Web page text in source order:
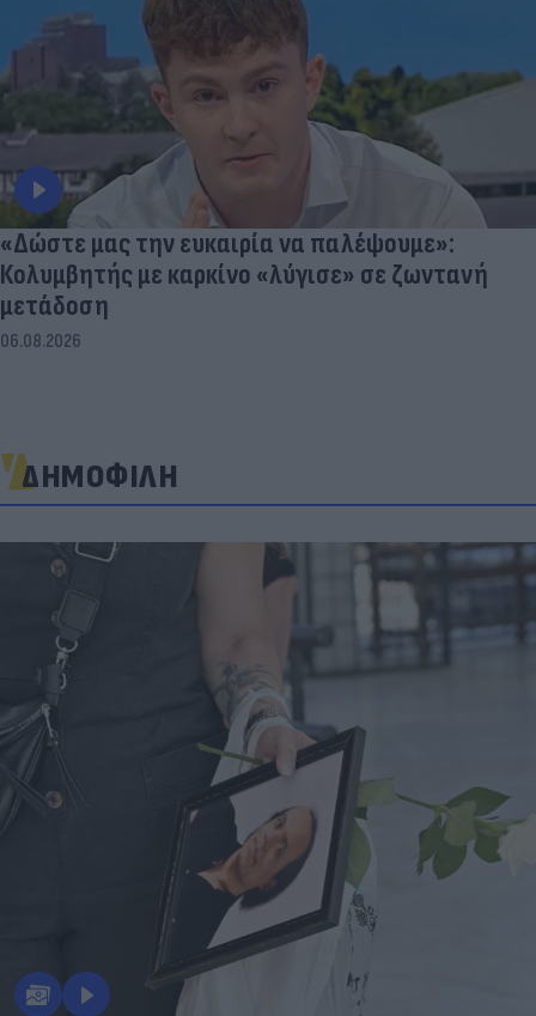
«Δώστε μας την ευκαιρία να παλέψουμε»:
Κολυμβητής με καρκίνο «λύγισε» σε ζωντανή
μετάδοση
06.08.2026
ΔΗΜΟΦΙΛΗ